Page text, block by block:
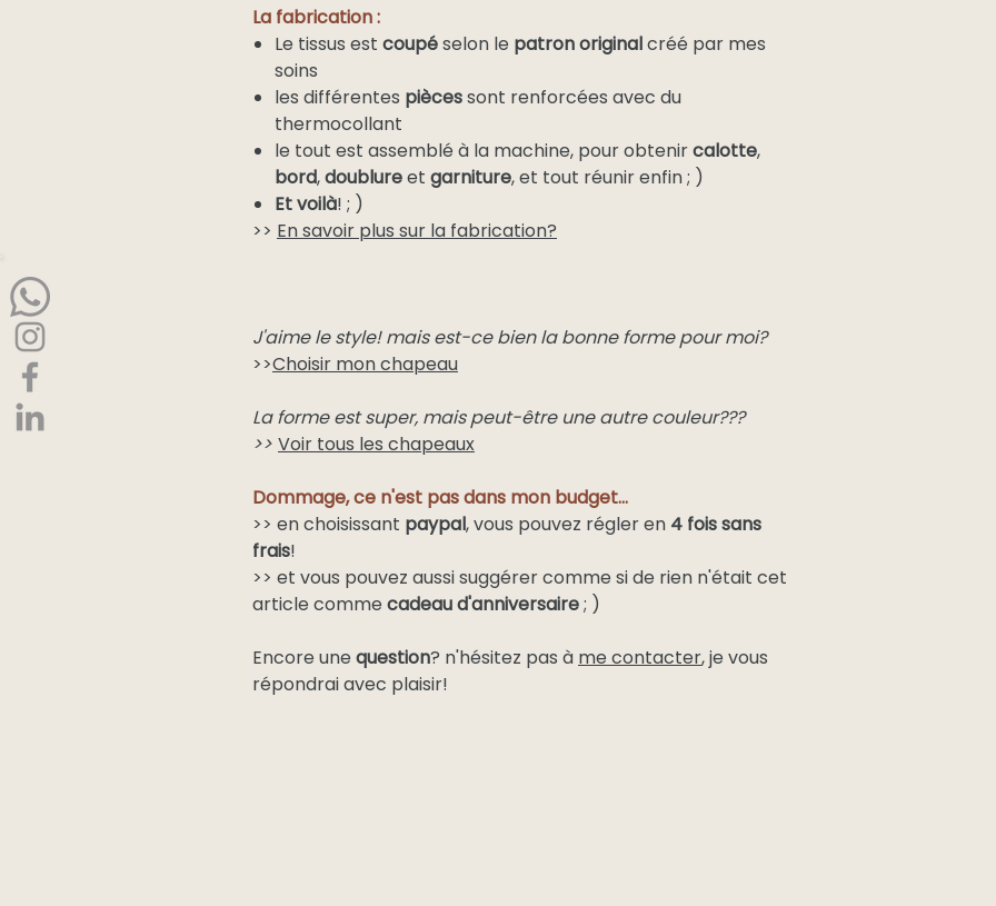
La fabrication :
Le tissus est coupéselon le patron originalcréé par mes
soins
les différentes piècessont renforcées avec du
thermocollant
le tout est assemblé à la machine, pour obtenircalotte,
bord,doublureet garniture, et tout réunir enfin ; )
Et voilà! ; )
>> En savoir plus sur la fabrication?
J'aime le style! mais est-ce bien la bonne forme pour moi?
>>Choisir mon chapeau
La forme est super, mais peut-être une autre couleur???
>> Voir tous les chapeaux
Dommage, ce n'est pas dans mon budget...
>> en choisissant paypal, vous pouvez régler en 4 fois sans
frais!
>> et vous pouvez aussi suggérer comme si de rien n'était cet
article comme cadeau d'anniversaire; )
Encore une question? n'hésitez pas à me contacter, je vous
répondrai avec plaisir!